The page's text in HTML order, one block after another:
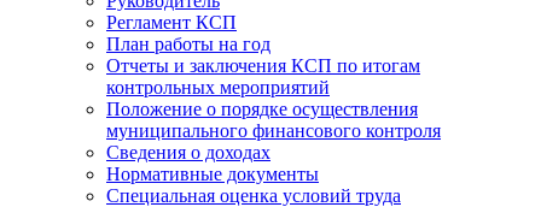
Регламент КСП
План работы на год
Отчеты и заключения КСП по итогам
контрольных мероприятий
Положение о порядке осуществления
муниципального финансового контроля
Сведения о доходах
Нормативные документы
Специальная оценка условий труда